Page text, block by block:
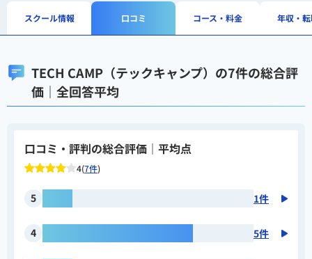
スクール情報 口コミ コース・料金 年収・
TECH CAMP（テックキャンプ）の7件の総合評
価｜全回答平均
口コミ・評判の総合評価｜平均点
4(7件)
5 1件
4 5件